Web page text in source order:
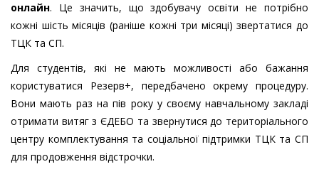
онлайн. Це значить, що здобувачу освіти не потрібно
кожні шість місяців (раніше кожні три місяці) звертатися до
ТЦК та СП.
Для студентів, які не мають можливості або бажання
користуватися Резерв+, передбачено окрему процедуру.
Вони мають раз на пів року у своєму навчальному закладі
отримати витяг з ЄДЕБО та звернутися до територіального
центру комплектування та соціальної підтримки ТЦК та СП
для продовження відстрочки.